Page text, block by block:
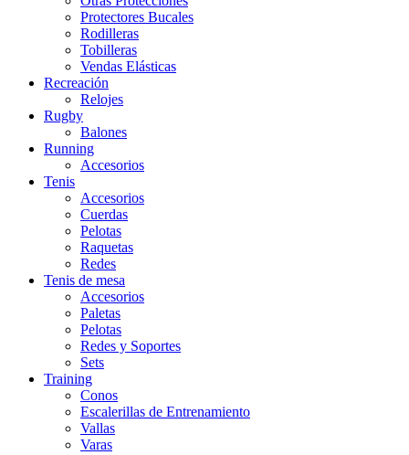
Protectores Bucales
Rodilleras
Tobilleras
Vendas Elásticas
Recreación
Relojes
Rugby
Balones
Running
Accesorios
Tenis
Accesorios
Cuerdas
Pelotas
Raquetas
Redes
Tenis de mesa
Accesorios
Paletas
Pelotas
Redes y Soportes
Sets
Training
Conos
Escalerillas de Entrenamiento
Vallas
Varas